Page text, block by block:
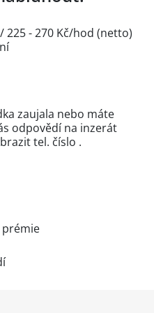
- 270 Kč/hod (netto)
zaujala nebo máte
odpovědí na inzerát
tel. číslo .
prémie